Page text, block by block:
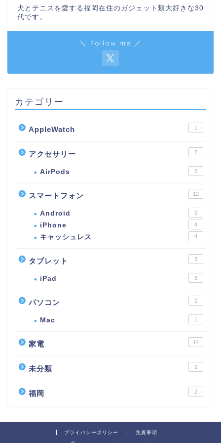
犬とテニスを愛する福岡在住のガジェット類大好きな30
代です。
＼ Follow me ／
カテゴリー
AppleWatch 1
アクセサリー 7
AirPods 2
スマートフォン 12
Android 2
iPhone 4
キャッシュレス 4
タブレット 3
iPad 3
パソコン 2
Mac 1
家電 14
未分類 2
福岡 2
プライバシーポリシー 免責事項